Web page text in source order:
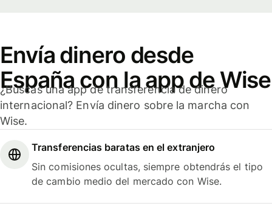
Envía dinero desde
España con la app de Wise
¿Buscas una app de transferencia de dinero
internacional? Envía dinero sobre la marcha con
Wise.
Transferencias baratas en el extranjero
Sin comisiones ocultas, siempre obtendrás el tipo
de cambio medio del mercado con Wise.